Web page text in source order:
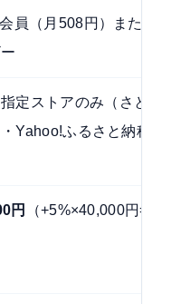
員（月508円）または
定ストアのみ（さとふ
Yahoo!ふるさと納税
円 （+5%×40,000円